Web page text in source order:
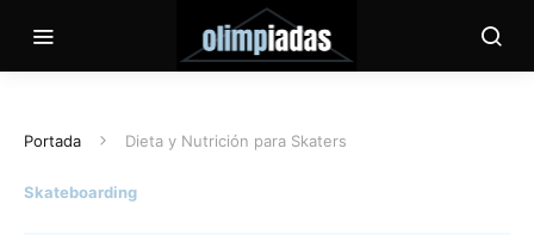
Portada Dieta y Nutrición para Skaters
Skateboarding